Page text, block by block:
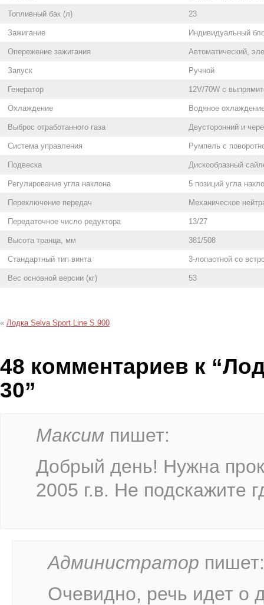
Топливный бак (л) 23
Зажигание Индивидуальный
Опережение зажигания Автоматический,
Запуск Ручной
Генератор 12V/70W с
Охлаждение Водяное
Выброс отработанного газа Двусторонний и
Система управления Румпель с
Подвеска Дискообразный
Регулирование угла наклона 5 позиций угла
Переключение передач Механическое
Передаточное число редуктора 13/27
Высота транца, мм 381/508
Стандартный тип винта 3-лопастной со
Вес основной версии (кг) 53
« Лодка Selva Sport Line S.900
48 комментариев к
30”
Максим пишет:
Добрый день! Нужна
2005 г.в. Не подскажите
Администратор пишет:
Очевидно, речь идет о